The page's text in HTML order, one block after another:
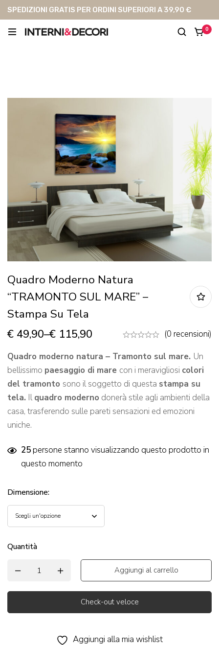
SPEDIZIONI GRATIS PER ORDINI SUPERIORI A 39,90 €
0
Quadro Moderno Natura
“TRAMONTO SUL MARE” –
Stampa Su Tela
€ 49,90–€ 115,90
(0 recensioni)
Quadro moderno natura – Tramonto sul mare. Un
bellissimo paesaggio di mare con i meravigliosi colori
del tramonto sono il soggetto di questa stampa su
tela. Ilquadro moderno donerà stile agli ambienti della
casa, trasferendo sulle pareti sensazioni ed emozioni
uniche.
25persone stanno visualizzando questo prodotto in
questo momento
Dimensione:
Quantità
Aggiungi al carrello
Check-out veloce
Aggiungi alla mia wishlist